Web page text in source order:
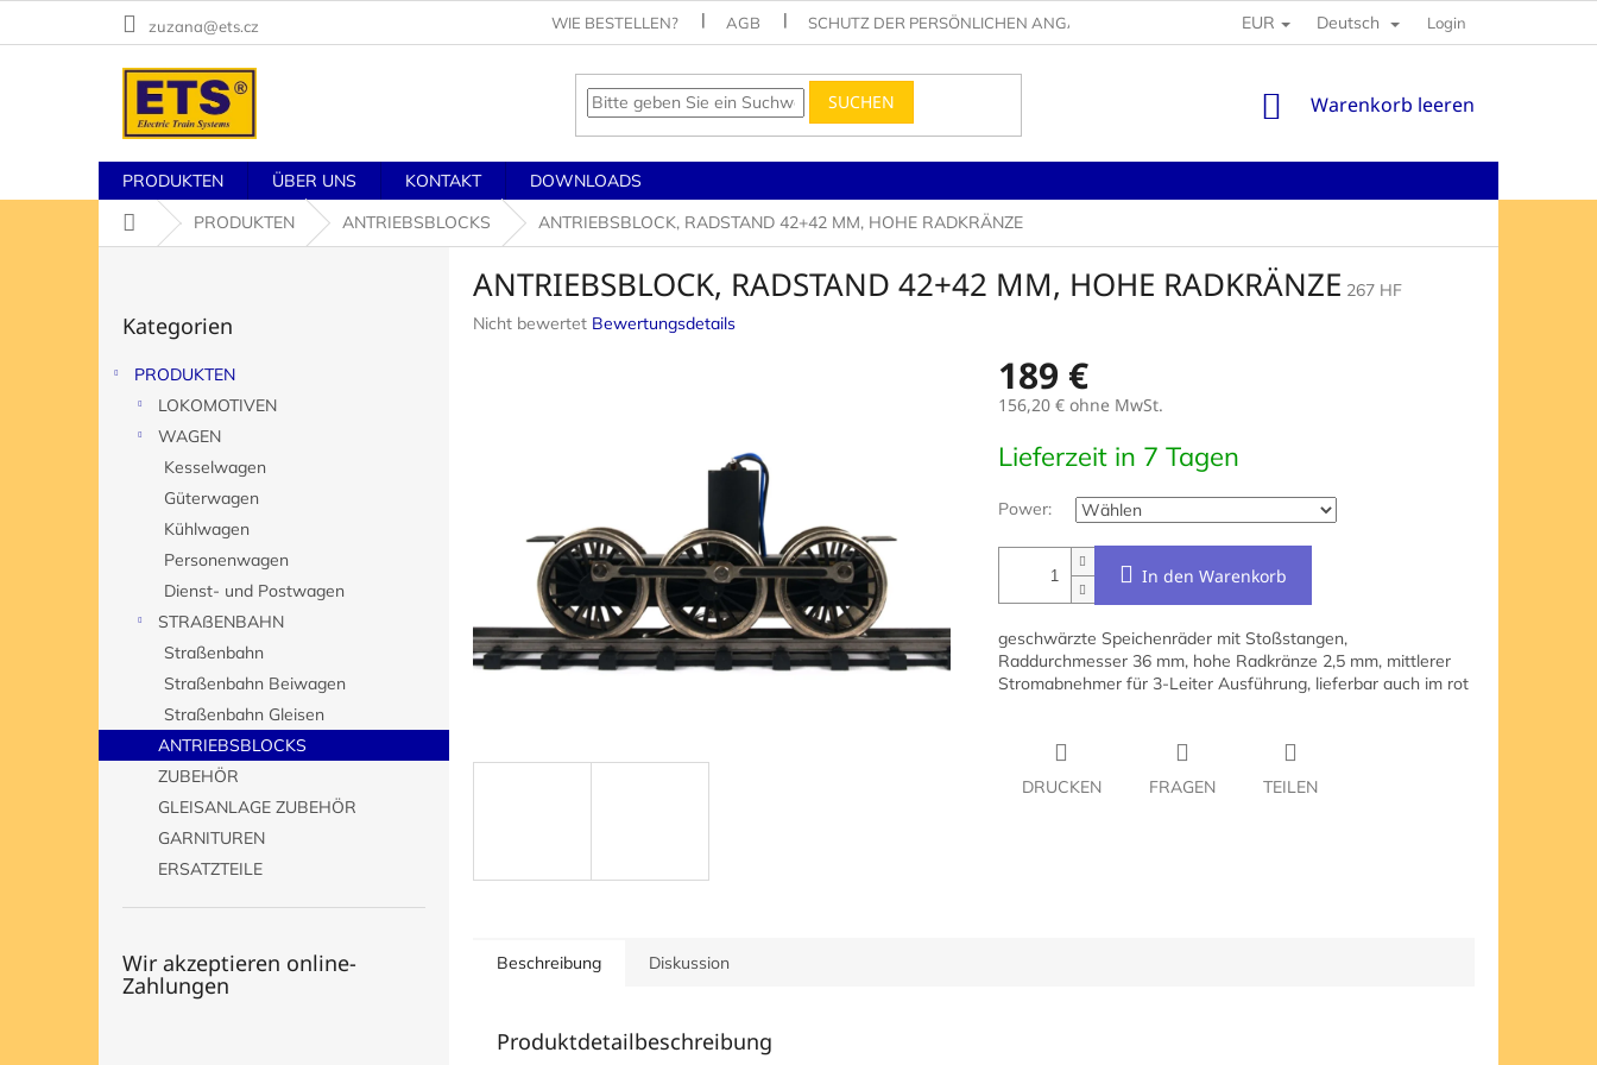
zuzana@ets.cz WIE BESTELLEN? AGB SCHUTZ DER PERSÖNLICHEN ANGABEN EUR Deutsch Login
SUCHEN WARENKORB
Warenkorb leeren
PRODUKTEN ÜBER UNS KONTAKT
DOWNLOADS
StartseitePRODUKTEN ANTRIEBSBLOCKS ANTRIEBSBLOCK, RADSTAND 42+42 MM, HOHE RADKRÄNZE
überspringen
Kategorien
PRODUKTEN
LOKOMOTIVEN
WAGEN
Kesselwagen
Güterwagen
Kühlwagen
Personenwagen
Dienst- und Postwagen
STRAßENBAHN
Straßenbahn
Straßenbahn Beiwagen
Straßenbahn Gleisen
ANTRIEBSBLOCKS
ZUBEHÖR
GLEISANLAGE ZUBEHÖR
GARNITUREN
ERSATZTEILE
Wir akzeptieren online-
Zahlungen
ANTRIEBSBLOCK, RADSTAND 42+42 MM, HOHE RADKRÄNZE 267 HF
Die
Nicht bewertet Bewertungsdetails
189 €
156,20 €ohne MwSt.
Lieferzeit in 7 Tagen
Power:
In den Warenkorb
geschwärzte Speichenräder mit Stoßstangen,
Raddurchmesser 36 mm, hohe Radkränze 2,5 mm, mittlerer
Stromabnehmer für 3-Leiter Ausführung, lieferbar auch im rot
DRUCKEN FRAGEN TEILEN
Beschreibung Diskussion
Produktdetailbeschreibung